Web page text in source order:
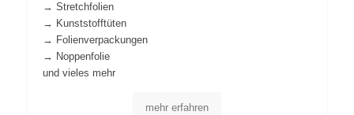
→ Stretchfolien
→ Kunststofftüten
→ Folienverpackungen
→ Noppenfolie
und vieles mehr
mehr erfahren